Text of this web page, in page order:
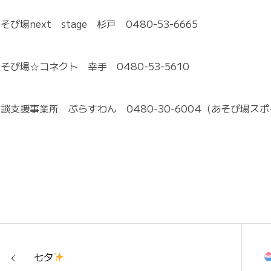
そび場next stage 杉戸 0480-53-6665
び場☆コネクト 幸手 0480-53-5610
支援事業所 ぷらすわん 0480-30-6004（あそび場スポ
七夕